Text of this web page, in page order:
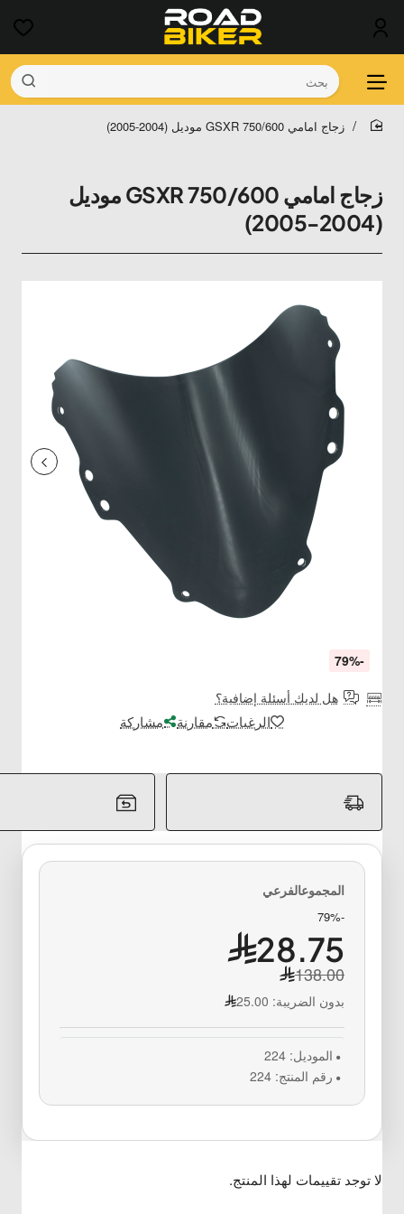
بحث
زجاج امامي GSXR 750/600 موديل (2004-2005)
زجاج امامي GSXR 750/600 موديل
(2004-2005)
-79%
هل لديك أسئلة إضافية؟
الرغبات مقارنة مشاركة
-79%
28.75
138.00
بدون الضريبة: 25.00
الموديل: 224
رقم المنتج: 224
لا توجد تقييمات لهذا المنتج.